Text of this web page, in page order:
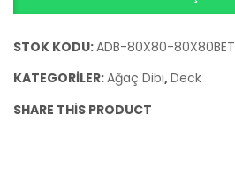
Izgara
adet
STOK KODU:ADB-80X80-80X80BET
KATEGORILER:Ağaç Dibi,Deck
SHARE THIS PRODUCT